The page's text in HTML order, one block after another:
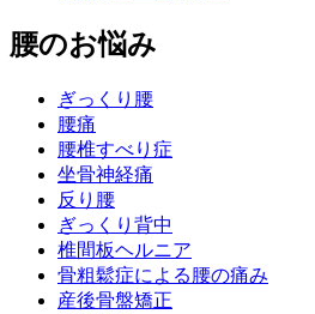
腰のお悩み
ぎっくり腰
腰痛
腰椎すべり症
坐骨神経痛
反り腰
ぎっくり背中
椎間板ヘルニア
骨粗鬆症による腰の痛み
産後骨盤矯正